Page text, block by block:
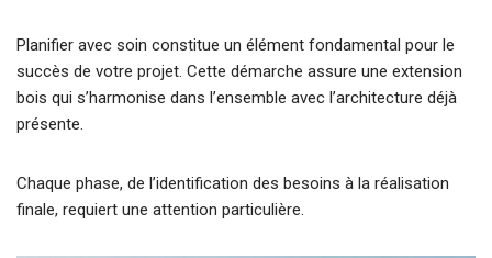
Planifier avec soin constitue un élément fondamental pour le
succès de votre projet. Cette démarche assure une extension
bois qui s’harmonise dans l’ensemble avec l’architecture déjà
présente.
Chaque phase, de l’identification des besoins à la réalisation
finale, requiert une attention particulière.